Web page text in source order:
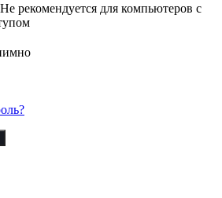
Не рекомендуется для компьютеров с